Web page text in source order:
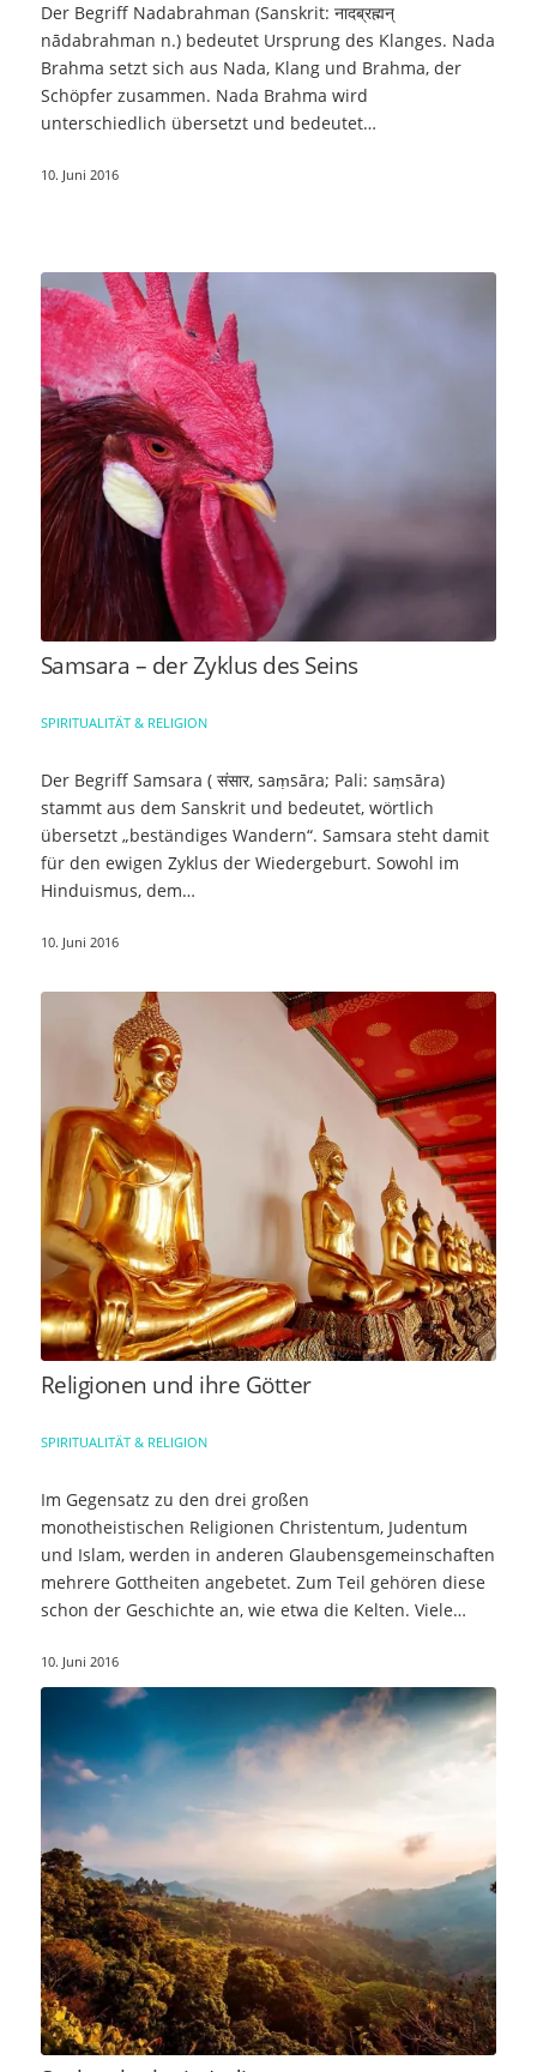
Der Begriff Nadabrahman (Sanskrit: नादब्रह्मन्
nādabrahman n.) bedeutet Ursprung des Klanges. Nada
Brahma setzt sich aus Nada, Klang und Brahma, der
Schöpfer zusammen. Nada Brahma wird
unterschiedlich übersetzt und bedeutet…
10. Juni 2016
Samsara – der Zyklus des Seins
SPIRITUALITÄT & RELIGION
Der Begriff Samsara ( संसार, saṃsāra; Pali: saṃsāra)
stammt aus dem Sanskrit und bedeutet, wörtlich
übersetzt „beständiges Wandern“. Samsara steht damit
für den ewigen Zyklus der Wiedergeburt. Sowohl im
Hinduismus, dem…
10. Juni 2016
Religionen und ihre Götter
SPIRITUALITÄT & RELIGION
Im Gegensatz zu den drei großen
monotheistischen Religionen Christentum, Judentum
und Islam, werden in anderen Glaubensgemeinschaften
mehrere Gottheiten angebetet. Zum Teil gehören diese
schon der Geschichte an, wie etwa die Kelten. Viele…
10. Juni 2016